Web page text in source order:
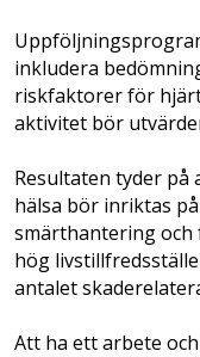
inkludera
riskfaktorer för
aktivitet bör
Resultaten tyder
hälsa bör inriktas
smärthantering och
hög
antalet
Att ha ett arbete